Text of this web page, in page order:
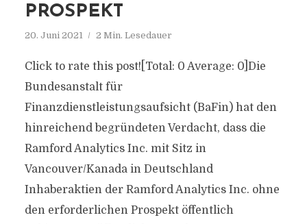
PROSPEKT
20. Juni 2021 2 Min. Lesedauer
Click to rate this post![Total: 0 Average: 0]Die
Bundesanstalt für
Finanzdienstleistungsaufsicht (BaFin) hat den
hinreichend begründeten Verdacht, dass die
Ramford Analytics Inc. mit Sitz in
Vancouver/Kanada in Deutschland
Inhaberaktien der Ramford Analytics Inc. ohne
den erforderlichen Prospekt öffentlich